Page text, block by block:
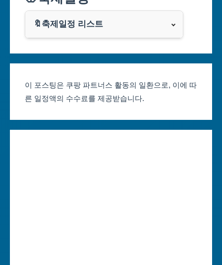
광주광역시
대전광역시
쿠팡
클룩
🔖축제일정 리스트
대구축제 일정
인천축제 일정
이 포스팅은 쿠팡 파트너스 활동의 일환으로, 이에 따
른 일정액의 수수료를 제공받습니다.